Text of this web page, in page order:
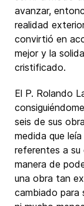
avanzar,
realidad
convirtió en
mejor y la
cristificado.
El P. Rolando
seis de sus
medida que
referentes a
manera de
una obra tan
cambiado para